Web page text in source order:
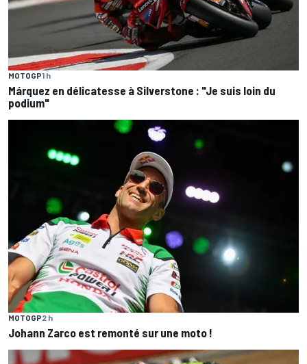
MOTOGP1 h
Márquez en délicatesse à Silverstone : "Je suis loin du
podium"
MOTOGP2 h
Johann Zarco est remonté sur une moto !